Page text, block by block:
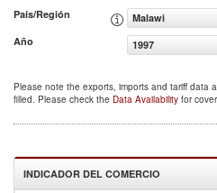
País/Región
Malawi
Año
1997
Please note the exports, imports and tariff data
filled. Please check the Data Availability for
INDICADOR DEL COMERCIO